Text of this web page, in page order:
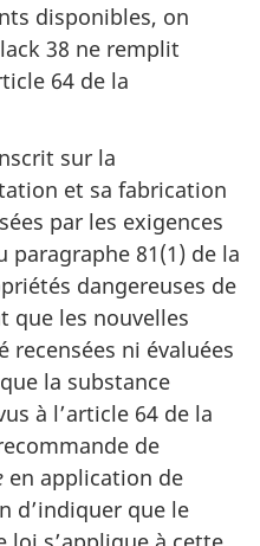
disponibles, on
38 ne remplit
64 de la
sur la
et sa fabrication
par les exigences
paragraphe 81(1) de la
dangereuses de
que les nouvelles
recensées ni évaluées
la substance
à l’article 64 de la
de
en application de
d’indiquer que le